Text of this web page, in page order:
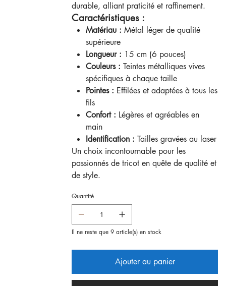
durable, alliant praticité et raffinement.
Caractéristiques :
Matériau : Métal léger de qualité
supérieure
Longueur : 15 cm (6 pouces)
Couleurs : Teintes métalliques vives
spécifiques à chaque taille
Pointes : Effilées et adaptées à tous les
fils
Confort : Légères et agréables en
main
Identification : Tailles gravées au laser
Un choix incontournable pour les
passionnés de tricot en quête de qualité et
de style.
Quantité
Il ne reste que 9 article(s) en stock
Ajouter au panier